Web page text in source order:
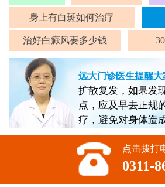
身上有白斑如何治疗
治好白癜风要多少钱
远大门诊医生提醒大
扩散复发，如果发
点，应及早去正规
疗，避免对身体造
点击拨打
0311-